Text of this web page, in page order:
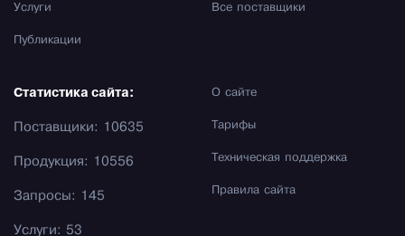
Услуги
Публикации
Все поставщики
О сайте
Тарифы
Техническая поддержка
Правила сайта
Статистика сайта:
Поставщики: 10635
Продукция: 10556
Запросы: 145
Услуги: 53